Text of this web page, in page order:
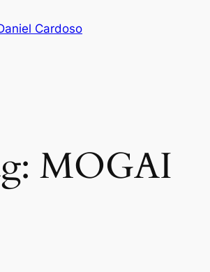
Cardoso
MOGAI